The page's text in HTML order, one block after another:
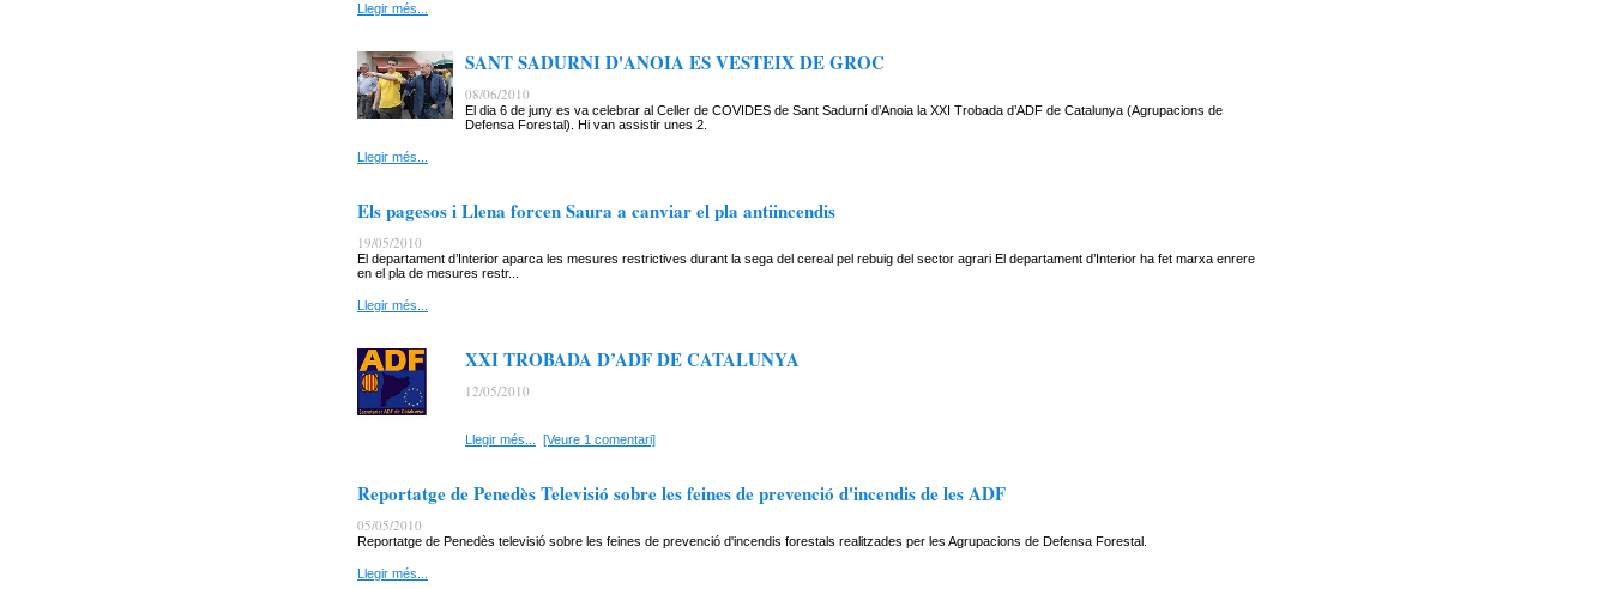
Llegir més...
SANT SADURNI D'ANOIA ES VESTEIX DE GROC
08/06/2010
El dia 6 de juny es va celebrar al Celler de COVIDES de Sant Sadurní d’Anoia la XXI Trobada d’ADF de Catalunya (Agrupacions de
Defensa Forestal). Hi van assistir unes 2.
Llegir més...
Els pagesos i Llena forcen Saura a canviar el pla antiincendis
19/05/2010
El departament d’Interior aparca les mesures restrictives durant la sega del cereal pel rebuig del sector agrari El departament d’Interior ha fet marxa enrere
en el pla de mesures restr...
Llegir més...
XXI TROBADA D’ADF DE CATALUNYA
12/05/2010
Llegir més... [Veure 1 comentari]
Reportatge de Penedès Televisió sobre les feines de prevenció d'incendis de les ADF
05/05/2010
Reportatge de Penedès televisió sobre les feines de prevenció d'incendis forestals realitzades per les Agrupacions de Defensa Forestal.
Llegir més...